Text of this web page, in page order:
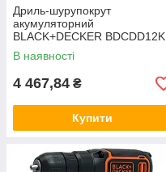
Дриль-шурупокрут
акумуляторний
BLACK+DECKER BDCDD12K
В наявності
4 467,84 ₴
Купити